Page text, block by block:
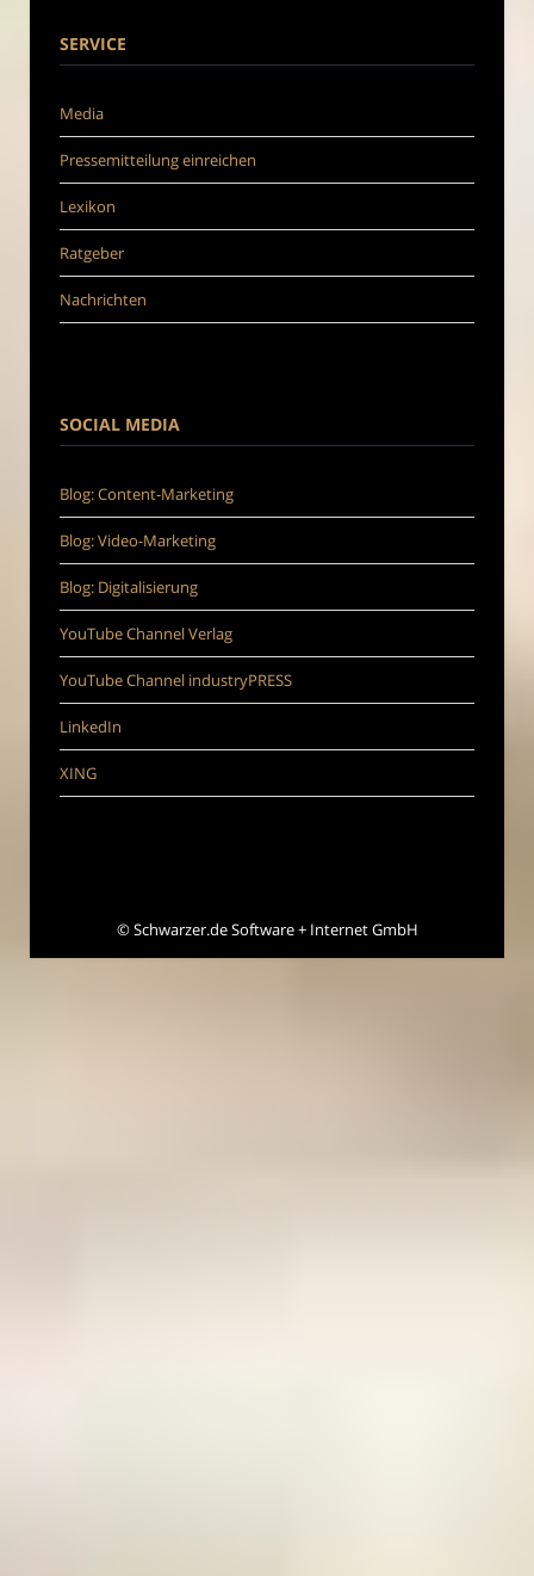
SERVICE
Media
Pressemitteilung einreichen
Lexikon
Ratgeber
Nachrichten
SOCIAL MEDIA
Blog: Content-Marketing
Blog: Video-Marketing
Blog: Digitalisierung
YouTube Channel Verlag
YouTube Channel industryPRESS
LinkedIn
XING
©Schwarzer.de Software + Internet GmbH